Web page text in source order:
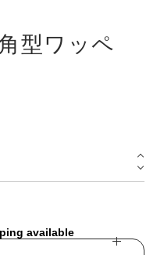
型ワッペ
available